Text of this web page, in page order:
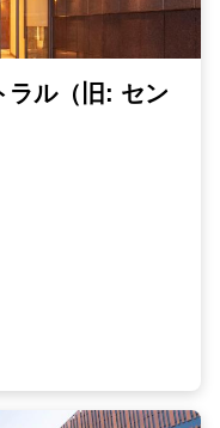
ラル（旧: セン